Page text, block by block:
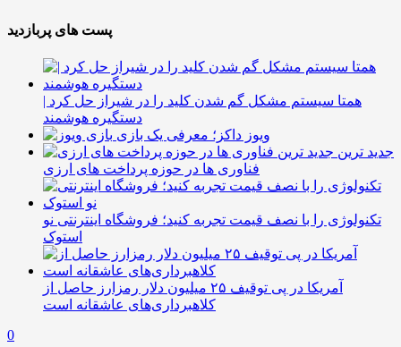
پست های پربازدید
همتا سیستم مشکل گم شدن کلید را در شیراز حل کرد |
دستگیره هوشمند
ویوز داکز؛ معرفی یک بازی
جدید ترین
فناوری ها در حوزه پرداخت های ارزی
تکنولوژی را با نصف قیمت تجربه کنید؛ فروشگاه اینترنتی نو
استوک
آمریکا در پی توقیف ۲۵ میلیون دلار رمزارز حاصل از
کلاهبرداری‌های عاشقانه است
0